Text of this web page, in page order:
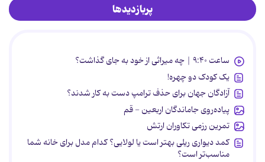
پربازدیدها
ساعت ۹:۴۰ | چه میراثی از خود به جای گذاشت؟
یک کودک دو چهره!
آزادگان جهان برای حذف ترامپ دست به کار شدند؟
پیاده‌روی جاماندگان اربعین - قم
تمرین رزمی تکاوران ارتش
کمد دیواری ریلی بهتر است یا لولایی؟ کدام مدل برای خانه شما
مناسب‌تر است؟